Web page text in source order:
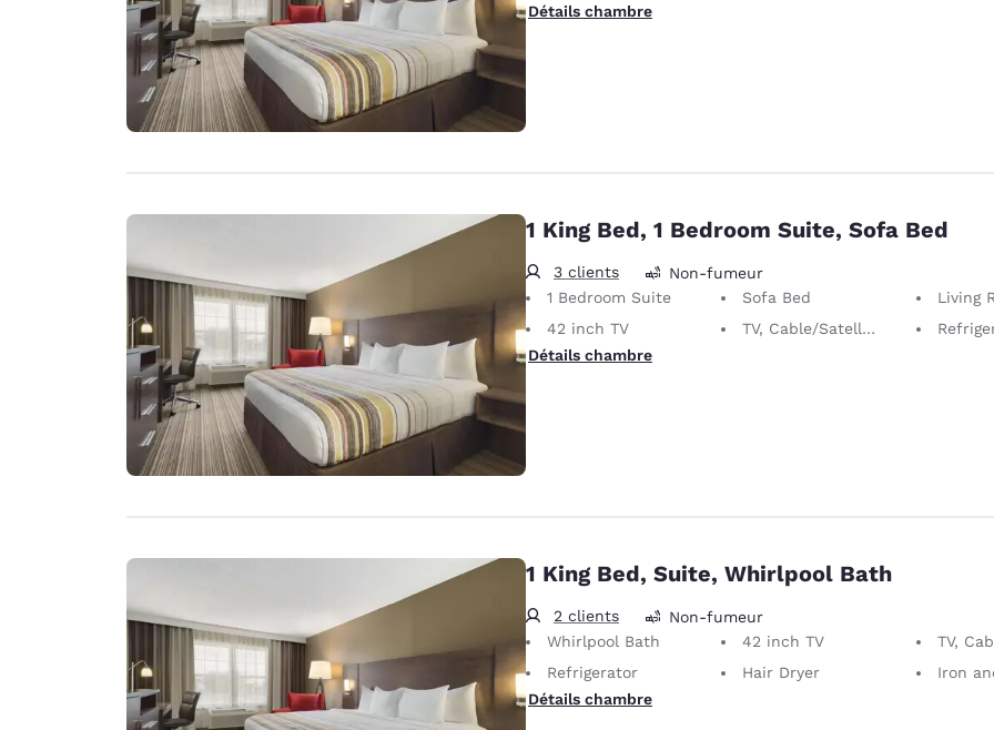
Détails chambre
1 King Bed, 1 Bedroom Suite, Sofa Bed
3 clients
Non-fumeur
1 Bedroom Suite
Sofa Bed
Living
42 inch TV
TV, Cable/Satellite
Détails chambre
1 King Bed, Suite, Whirlpool Bath
2 clients
Non-fumeur
Whirlpool Bath
42 inch TV
TV,
Refrigerator
Hair Dryer
Iron and
Détails chambre